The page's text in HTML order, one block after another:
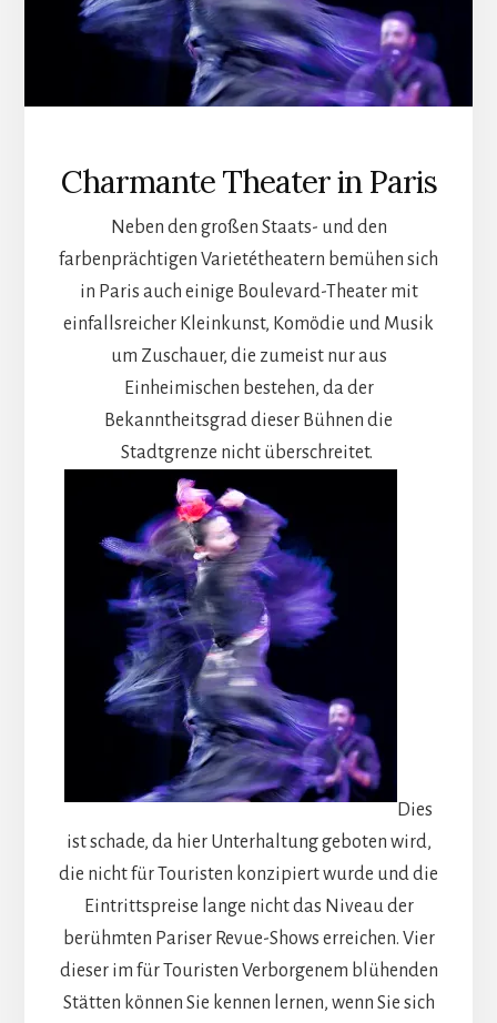
Charmante Theater in Paris
Neben den großen Staats- und den
farbenprächtigen Varietétheatern bemühen sich
in Paris auch einige Boulevard-Theater mit
einfallsreicher Kleinkunst, Komödie und Musik
um Zuschauer, die zumeist nur aus
Einheimischen bestehen, da der
Bekanntheitsgrad dieser Bühnen die
Stadtgrenze nicht überschreitet.
Dies
ist schade, da hier Unterhaltung geboten wird,
die nicht für Touristen konzipiert wurde und die
Eintrittspreise lange nicht das Niveau der
berühmten Pariser Revue-Shows erreichen. Vier
dieser im für Touristen Verborgenem blühenden
Stätten können Sie kennen lernen, wenn Sie sich